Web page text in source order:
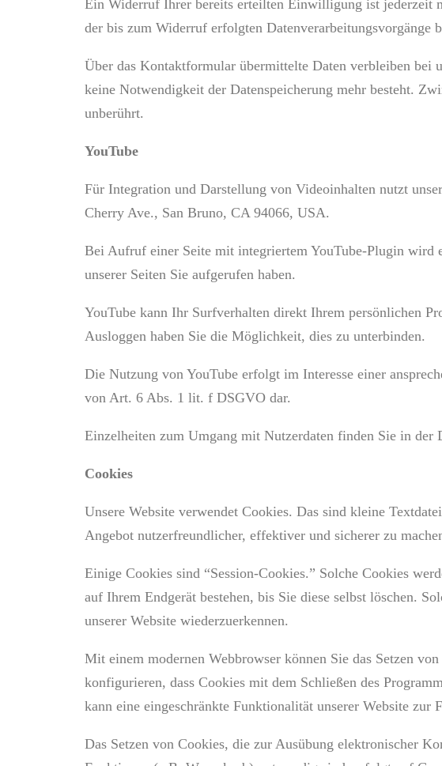
Ein Widerruf Ihrer bereits erteilten Einwilligung ist
der bis zum Widerruf erfolgten Datenverarbeitungsvorgänge
Über das Kontaktformular übermittelte Daten verbleiben
keine Notwendigkeit der Datenspeicherung mehr besteht.
unberührt.
YouTube
Für Integration und Darstellung von Videoinhalten nutzt
Cherry Ave., San Bruno, CA 94066, USA.
Bei Aufruf einer Seite mit integriertem YouTube-Plugin wird
unserer Seiten Sie aufgerufen haben.
YouTube kann Ihr Surfverhalten direkt Ihrem persönlichen
Ausloggen haben Sie die Möglichkeit, dies zu unterbinden.
Die Nutzung von YouTube erfolgt im Interesse einer
von Art. 6 Abs. 1 lit. f DSGVO dar.
Einzelheiten zum Umgang mit Nutzerdaten finden Sie in der
Cookies
Unsere Website verwendet Cookies. Das sind kleine
Angebot nutzerfreundlicher, effektiver und sicherer zu
Einige Cookies sind “Session-Cookies.” Solche Cookies
auf Ihrem Endgerät bestehen, bis Sie diese selbst löschen.
unserer Website wiederzuerkennen.
Mit einem modernen Webbrowser können Sie das Setzen
konfigurieren, dass Cookies mit dem Schließen des
kann eine eingeschränkte Funktionalität unserer Website zur
Das Setzen von Cookies, die zur Ausübung elektronischer